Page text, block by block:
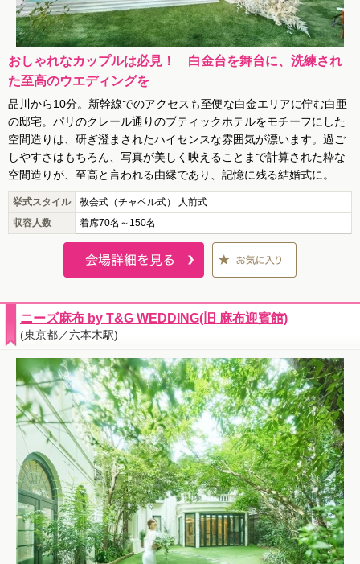
おしゃれなカップルは必見！ 白金台を舞台に、洗練され
た至高のウエディングを
品川から10分。新幹線でのアクセスも至便な白金エリアに佇む白亜
の邸宅。パリのクレール通りのブティックホテルをモチーフにした
空間造りは、研ぎ澄まされたハイセンスな雰囲気が漂います。過ご
しやすさはもちろん、写真が美しく映えることまで計算された粋な
空間造りが、至高と言われる由縁であり、記憶に残る結婚式に。
挙式スタイル
教会式（チャペル式） 人前式
収容人数
着席70名～150名
ニーズ麻布 by T&G WEDDING(旧 麻布迎賓館)
(東京都／六本木駅)